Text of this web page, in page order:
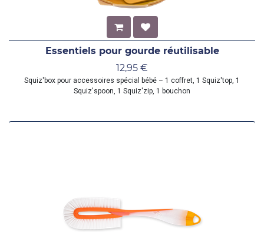
Essentiels pour gourde réutilisable
12,95 €
Squiz'box pour accessoires spécial bébé – 1 coffret, 1 Squiz'top, 1
Squiz'spoon, 1 Squiz'zip, 1 bouchon